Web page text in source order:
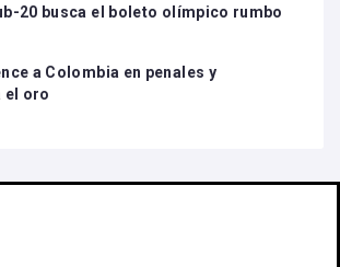
20 busca el boleto olímpico rumbo
a Colombia en penales y
el oro